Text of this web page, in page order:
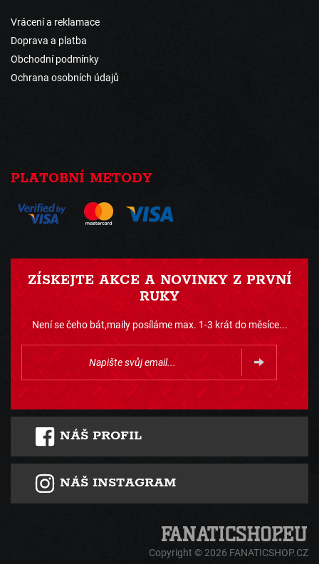
Vrácení a reklamace
Doprava a platba
Obchodní podmínky
Ochrana osobních údajů
PLATOBNÍ METODY
ZÍSKEJTE AKCE A NOVINKY Z PRVNÍ
RUKY
Není se čeho bát,maily posíláme max. 1-3 krát do měsíce...
NÁŠ PROFIL
NÁŠ INSTAGRAM
Copyright © 2026 FANATICSHOP.CZ